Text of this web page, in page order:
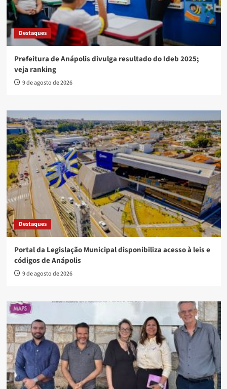
Destaques
Prefeitura de Anápolis divulga resultado do Ideb 2025;
veja ranking
9 de agosto de 2026
Destaques
Portal da Legislação Municipal disponibiliza acesso à leis e
códigos de Anápolis
9 de agosto de 2026